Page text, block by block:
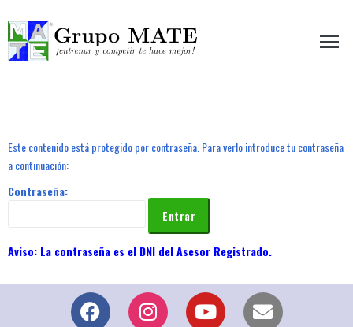
te hace mejor!
Este contenido está protegido por contraseña. Para verlo introduce tu contraseña
a continuación:
Contraseña: